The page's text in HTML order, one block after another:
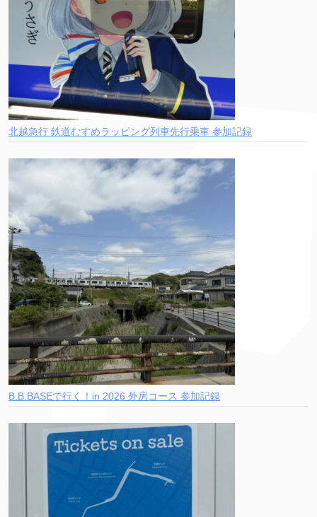
北越急行 鉄道むすめラッピング列車先行乗車 参加記録
B.B.BASEで行く！in 2026 外房コース 参加記録